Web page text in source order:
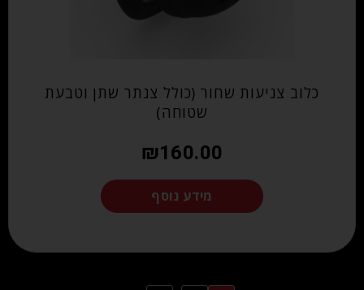
כלוב צניעות שחור (כולל צנתר שתן וטבעת
שטוחה)
₪160.00
מידע נוסף